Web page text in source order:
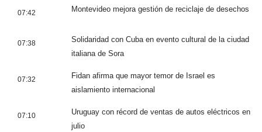
07:42 Montevideo mejora gestión de reciclaje de desechos
07:38
Solidaridad con Cuba en evento cultural de la ciudad
italiana de Sora
07:32
Fidan afirma que mayor temor de Israel es
aislamiento internacional
07:10
Uruguay con récord de ventas de autos eléctricos en
julio